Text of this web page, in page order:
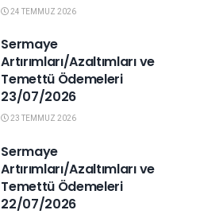
24 TEMMUZ 2026
Sermaye
Artırımları/Azaltımları ve
Temettü Ödemeleri
23/07/2026
23 TEMMUZ 2026
Sermaye
Artırımları/Azaltımları ve
Temettü Ödemeleri
22/07/2026